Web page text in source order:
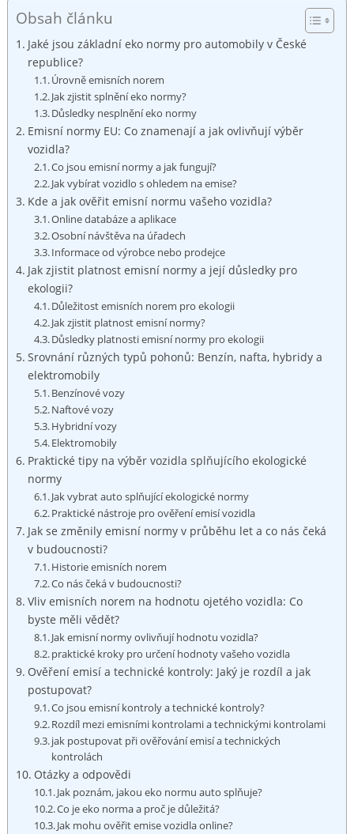
Obsah článku
Jaké jsou⁣ základní eko normy ⁣pro automobily v ‌České
republice?
Úrovně emisních norem
Jak⁣ zjistit ‍splnění ⁢eko normy?
Důsledky nesplnění eko normy
Emisní‍ normy EU:⁢ Co znamenají a jak ‌ovlivňují ​výběr⁢
vozidla?
Co jsou emisní normy a jak fungují?
Jak vybírat ⁤vozidlo s ohledem⁢ na emise?
Kde a jak ‍ověřit emisní ​normu vašeho vozidla?
Online databáze a aplikace
Osobní‍ návštěva na úřadech
Informace od ⁣výrobce nebo prodejce
Jak zjistit platnost emisní normy a její důsledky pro
ekologii?
Důležitost emisních norem pro ekologii
Jak ​zjistit platnost emisní normy?
Důsledky platnosti ‍emisní normy ⁣pro ekologii
Srovnání⁢ různých​ typů ⁢pohonů: Benzín, nafta, hybridy a
⁢elektromobily
Benzínové vozy
Naftové vozy
Hybridní vozy
Elektromobily
Praktické ⁤tipy na výběr vozidla‌ splňujícího ⁢ekologické
normy
Jak vybrat auto splňující ekologické⁣ normy
Praktické ‍nástroje pro ověření emisí vozidla
Jak se změnily emisní normy v​ průběhu let ​a co nás čeká
v budoucnosti?
Historie⁤ emisních norem
Co ⁣nás čeká v budoucnosti?
Vliv emisních norem na​ hodnotu ‍ojetého vozidla: Co
byste ‍měli vědět?
Jak emisní normy ovlivňují hodnotu​ vozidla?
praktické ⁢kroky​ pro​ určení‍ hodnoty vašeho vozidla
Ověření emisí a technické kontroly: ⁣Jaký je rozdíl a jak
postupovat?
Co ⁣jsou emisní ⁤kontroly ⁢a technické kontroly?
Rozdíl mezi emisními kontrolami a technickými kontrolami
jak postupovat při⁣ ověřování emisí a technických
kontrolách
Otázky a odpovědi
Jak poznám, jakou eko normu auto splňuje?
Co⁣ je eko norma a proč je důležitá?
Jak mohu ověřit ⁣emise vozidla ⁤online?